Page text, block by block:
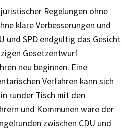
Regelungen ohne
klare Verbesserungen und
und SPD endgültig das Gesicht
Gesetzentwurf
neu beginnen. Eine
Verfahren kann sich
runder Tisch mit den
und Kommunen wäre der
zwischen CDU und